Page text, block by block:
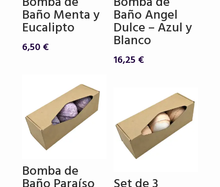
Baño Menta y
Eucalipto
6,50€
Baño Angel
Dulce – Azul y
Blanco
16,25 €
Bomba de